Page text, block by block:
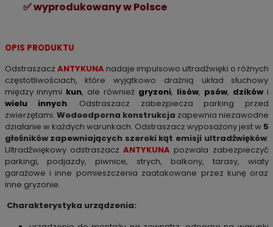
✅wyprodukowany w Polsce
OPIS PRODUKTU
Odstraszacz ANTYKUNAnadaje impulsowo ultradźwięki o różnych
częstotliwościach, które wyjątkowo drażnią układ słuchowy
między innymi kun, ale również gryzoni, lisów, psów, dzikówi
wielu innych. Odstraszacz zabezpiecza parking przed
zwierzętami. Wodoodporna konstrukcja zapewnia niezawodne
działanie w każdych warunkach. Odstraszacz wyposażony jest w 5
głośników zapewniających szeroki kąt emisji ultradźwięków.
Ultradźwiękowy odstraszacz ANTYKUNA pozwala zabezpieczyć
parkingi, podjazdy, piwnice, strych, balkony, tarasy, wiaty
garażowe i inne pomieszczenia zaatakowane przez kunę oraz
inne gryzonie.
Charakterystyka urządzenia: